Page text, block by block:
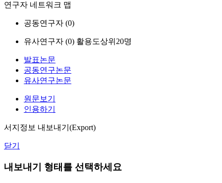
연구자 네트워크 맵
공동연구자 (0)
유사연구자 (0) 활용도상위20명
발표논문
공동연구논문
유사연구논문
원문보기
인용하기
서지정보 내보내기(Export)
닫기
내보내기 형태를 선택하세요